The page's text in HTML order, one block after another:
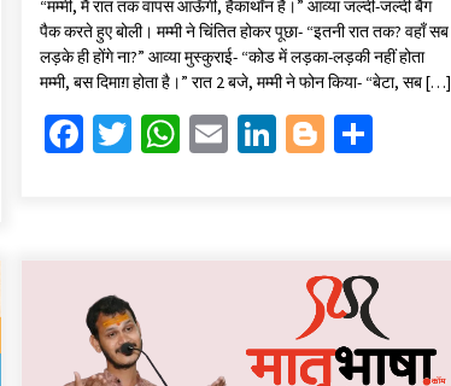
b
o
o
k
tt
er
at
sA
p
p
ai
l
ke
dI
n
gg
er
ar
e
“मम्मी, मैं रात तक वापस आऊँगी, हैकाथॉन है।” आव्या जल्दी-जल्दी बैग
पैक करते हुए बोली। मम्मी ने चिंतित होकर पूछा- “इतनी रात तक? वहाँ सब
लड़के ही होंगे ना?” आव्या मुस्कुराई- “कोड में लड़का-लड़की नहीं होता
मम्मी, बस दिमाग़ होता है।” रात 2 बजे, मम्मी ने फोन किया- “बेटा, सब […]
Fa
o
o
k
T
er
W
sA
E
l
Li
dI
Bl
er
S
e